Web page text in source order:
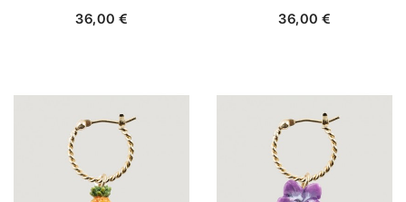
36,00 € 36,00 €